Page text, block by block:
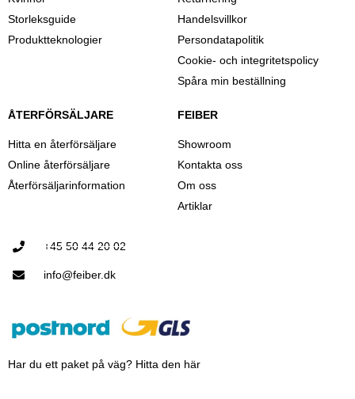
Storleksguide
Produktteknologier
Handelsvillkor
Persondatapolitik
Cookie- och integritetspolicy
Spåra min beställning
ÅTERFÖRSÄLJARE
Hitta en återförsäljare
Online återförsäljare
Återförsäljarinformation
FEIBER
Showroom
Kontakta oss
Om oss
Artiklar
+45 50 44 20 02
info@feiber.dk
Har du ett paket på väg? Hitta den här